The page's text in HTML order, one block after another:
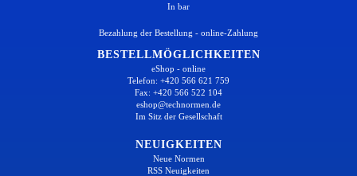
In bar
Bezahlung der Bestellung - online-Zahlung
BESTELLMÖGLICHKEITEN
eShop - online
Telefon: +420 566 621 759
Fax: +420 566 522 104
eshop@technormen.de
Im Sitz der Gesellschaft
NEUIGKEITEN
Neue Normen
RSS Neuigkeiten